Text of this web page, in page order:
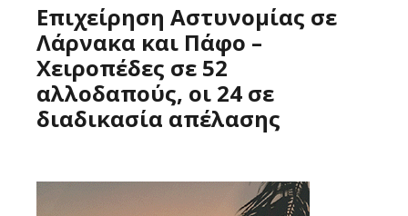
Επιχείρηση Αστυνομίας σε
Λάρνακα και Πάφο –
Χειροπέδες σε 52
αλλοδαπούς, οι 24 σε
διαδικασία απέλασης